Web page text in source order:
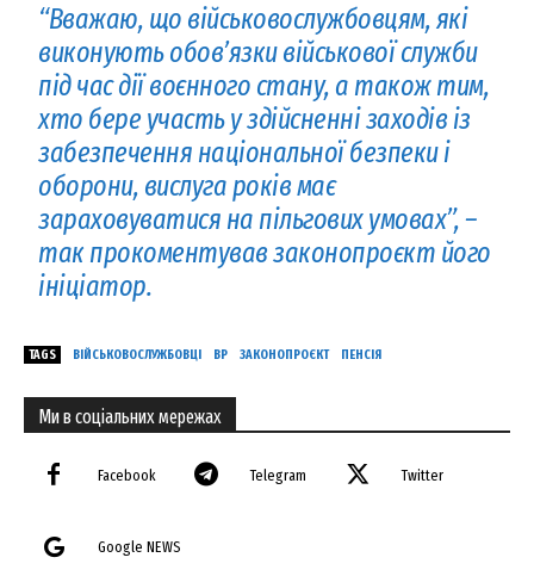
“Вважаю, що військовослужбовцям, які
виконують обов’язки військової служби
під час дії воєнного стану, а також тим,
хто бере участь у здійсненні заходів із
забезпечення національної безпеки і
оборони, вислуга років має
зараховуватися на пільгових умовах”, –
так прокоментував законопроєкт його
ініціатор.
TAGS ВІЙСЬКОВОСЛУЖБОВЦІ ВР ЗАКОНОПРОЄКТ ПЕНСІЯ
Ми в соціальних мережах
Facebook Telegram Twitter
Google NEWS